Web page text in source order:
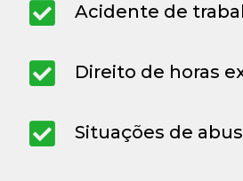
Acidente de
Direito de horas
Situações de